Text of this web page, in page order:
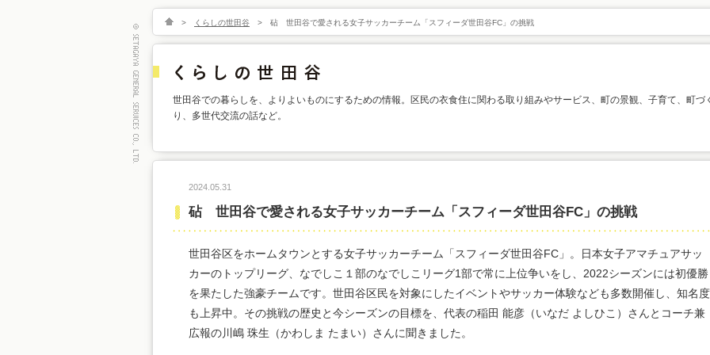
> くらしの世田谷 > 砧 世田谷で愛される女子サッカーチーム「スフィーダ世田谷FC」の挑戦
世田谷での暮らしを、よりよいものにするための情報。区民の衣食住に関わる取り組みやサービス、町の景観、子育て、町づ
り、多世代交流の話など。
2024.05.31
砧 世田谷で愛される女子サッカーチーム「スフィーダ世田谷FC」の挑戦
世田谷区をホームタウンとする女子サッカーチーム「スフィーダ世田谷FC」。日本女子アマチュアサッ
カーのトップリーグ、なでしこ１部のなでしこリーグ1部で常に上位争いをし、2022シーズンには初優勝
を果たした強豪チームです。世田谷区民を対象にしたイベントやサッカー体験なども多数開催し、知名度
も上昇中。その挑戦の歴史と今シーズンの目標を、代表の稲田 能彦（いなだ よしひこ）さんとコーチ兼
広報の川嶋 珠生（かわしま たまい）さんに聞きました。